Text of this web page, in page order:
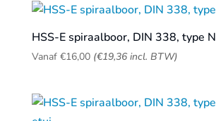
HSS-E spiraalboor, DIN 338, type N
Vanaf €16,00 (€19,36incl. BTW)